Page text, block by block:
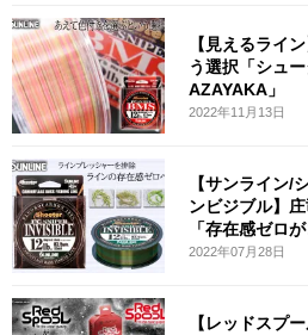
【見えるライ
う選択「シュ
AZAYAKA」
2022年11月13日
【サンライン/
ンビジブル】
「存在感ゼロ
2022年07月28日
【レッドスプ